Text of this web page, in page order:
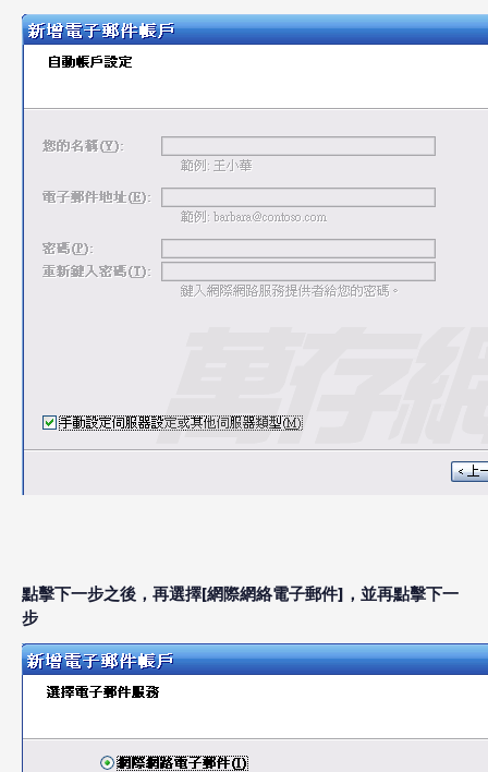
點擊下一步之後，再選擇[網際網絡電子郵件]，並再點擊下一
步